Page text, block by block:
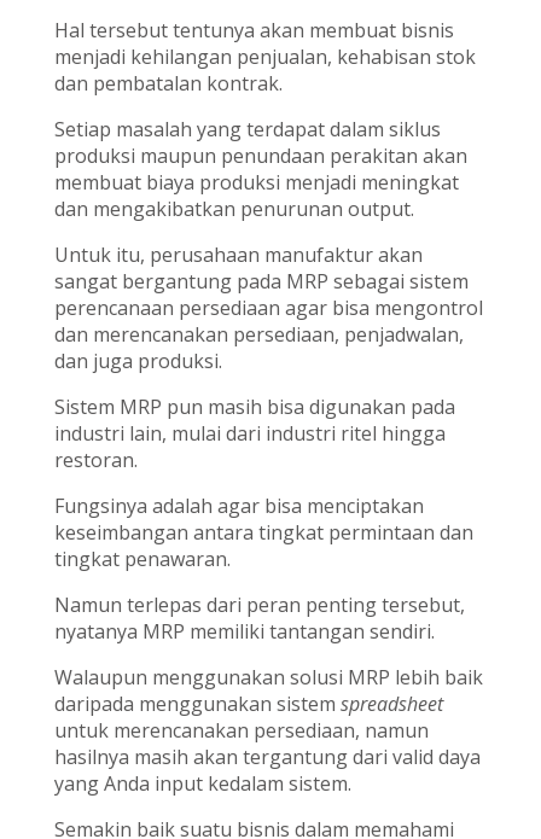
Hal tersebut tentunya akan membuat bisnis
menjadi kehilangan penjualan, kehabisan stok
dan pembatalan kontrak.
Setiap masalah yang terdapat dalam siklus
produksi maupun penundaan perakitan akan
membuat biaya produksi menjadi meningkat
dan mengakibatkan penurunan output.
Untuk itu, perusahaan manufaktur akan
sangat bergantung pada MRP sebagai sistem
perencanaan persediaan agar bisa mengontrol
dan merencanakan persediaan, penjadwalan,
dan juga produksi.
Sistem MRP pun masih bisa digunakan pada
industri lain, mulai dari industri ritel hingga
restoran.
Fungsinya adalah agar bisa menciptakan
keseimbangan antara tingkat permintaan dan
tingkat penawaran.
Namun terlepas dari peran penting tersebut,
nyatanya MRP memiliki tantangan sendiri.
Walaupun menggunakan solusi MRP lebih baik
daripada menggunakan sistem spreadsheet
untuk merencanakan persediaan, namun
hasilnya masih akan tergantung dari valid daya
yang Anda input kedalam sistem.
Semakin baik suatu bisnis dalam memahami